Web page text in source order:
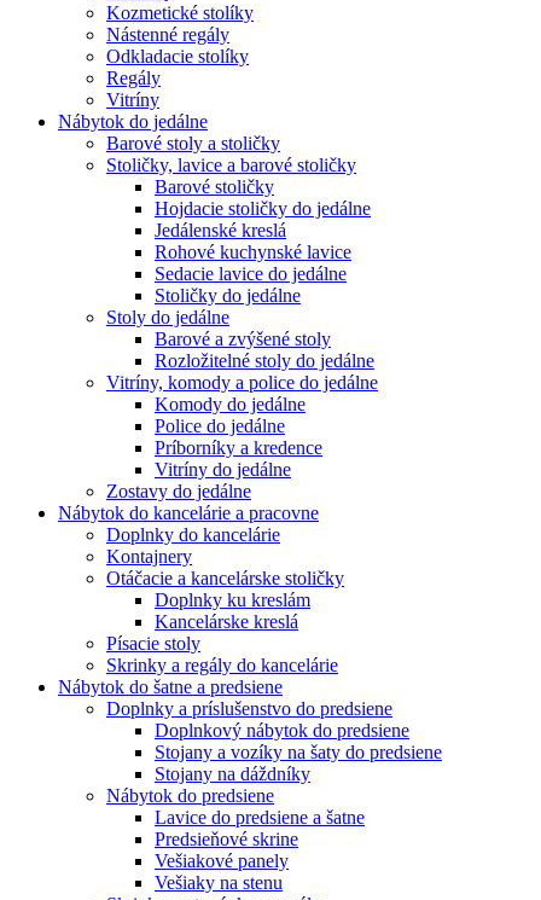
Kozmetické stolíky
Nástenné regály
Odkladacie stolíky
Regály
Vitríny
Nábytok do jedálne
Barové stoly a stoličky
Stoličky, lavice a barové stoličky
Barové stoličky
Hojdacie stoličky do jedálne
Jedálenské kreslá
Rohové kuchynské lavice
Sedacie lavice do jedálne
Stoličky do jedálne
Stoly do jedálne
Barové a zvýšené stoly
Rozložitelné stoly do jedálne
Vitríny, komody a police do jedálne
Komody do jedálne
Police do jedálne
Príborníky a kredence
Vitríny do jedálne
Zostavy do jedálne
Nábytok do kancelárie a pracovne
Doplnky do kancelárie
Kontajnery
Otáčacie a kancelárske stoličky
Doplnky ku kreslám
Kancelárske kreslá
Písacie stoly
Skrinky a regály do kancelárie
Nábytok do šatne a predsiene
Doplnky a príslušenstvo do predsiene
Doplnkový nábytok do predsiene
Stojany a vozíky na šaty do predsiene
Stojany na dáždníky
Nábytok do predsiene
Lavice do predsiene a šatne
Predsieňové skrine
Vešiakové panely
Vešiaky na stenu